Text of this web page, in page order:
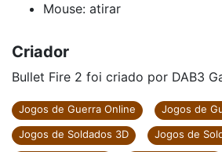
Mouse: atirar
Criador
Bullet Fire 2 foi criado por DAB3
Jogos de Guerra Online
Jogos de
Jogos de Soldados 3D
Jogos de